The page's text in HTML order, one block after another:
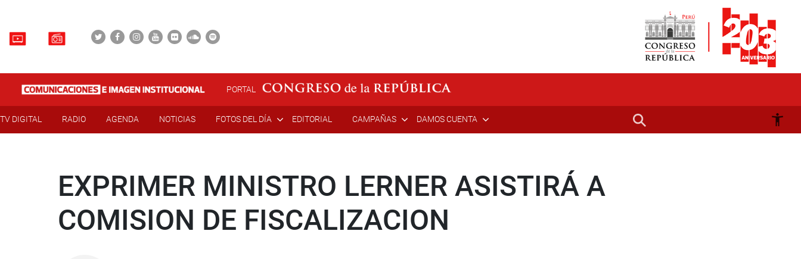
PORTAL
TV DIGITAL RADIO AGENDA NOTICIAS FOTOS DEL DÍA EDITORIAL CAMPAÑAS DAMOS CUENTA
EXPRIMER MINISTRO LERNER ASISTIRÁ A
COMISION DE FISCALIZACION